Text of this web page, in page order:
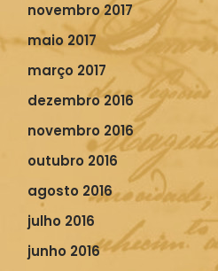
novembro 2017
maio 2017
março 2017
dezembro 2016
novembro 2016
outubro 2016
agosto 2016
julho 2016
junho 2016